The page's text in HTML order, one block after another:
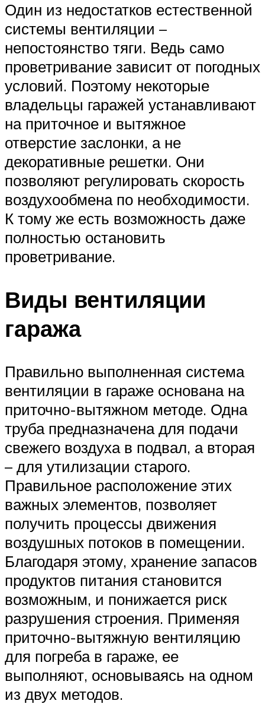
Один из недостатков естественной
системы вентиляции –
непостоянство тяги. Ведь само
проветривание зависит от погодных
условий. Поэтому некоторые
владельцы гаражей устанавливают
на приточное и вытяжное
отверстие заслонки, а не
декоративные решетки. Они
позволяют регулировать скорость
воздухообмена по необходимости.
К тому же есть возможность даже
полностью остановить
проветривание.
Виды вентиляции
гаража
Правильно выполненная система
вентиляции в гараже основана на
приточно-вытяжном методе. Одна
труба предназначена для подачи
свежего воздуха в подвал, а вторая
– для утилизации старого.
Правильное расположение этих
важных элементов, позволяет
получить процессы движения
воздушных потоков в помещении.
Благодаря этому, хранение запасов
продуктов питания становится
возможным, и понижается риск
разрушения строения. Применяя
приточно-вытяжную вентиляцию
для погреба в гараже, ее
выполняют, основываясь на одном
из двух методов.